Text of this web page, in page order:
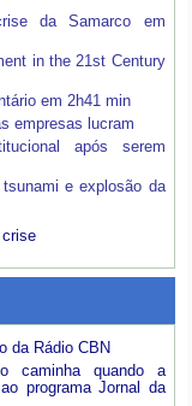
da Samarco em
in the 21st Century
em 2h41 min
empresas lucram
após serem
e explosão da
da Rádio CBN
caminha quando a
programa Jornal da